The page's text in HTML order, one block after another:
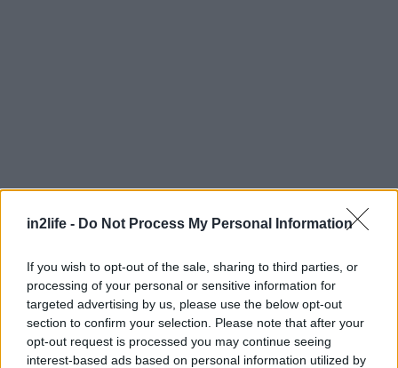
in2life - Do Not Process My Personal Information
If you wish to opt-out of the sale, sharing to third parties, or
processing of your personal or sensitive information for
targeted advertising by us, please use the below opt-out
section to confirm your selection. Please note that after your
opt-out request is processed you may continue seeing
interest-based ads based on personal information utilized by
Αναζήτηση
για...